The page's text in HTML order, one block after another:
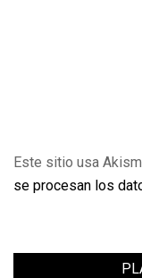
Este sitio usa
se procesan los